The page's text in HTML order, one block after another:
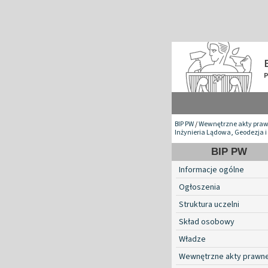
BIP PW/Wewnętrzne akty
Inżynieria Lądowa, Geodezja
BIP PW
Informacje ogólne
Ogłoszenia
Struktura uczelni
Skład osobowy
Władze
Wewnętrzne akty